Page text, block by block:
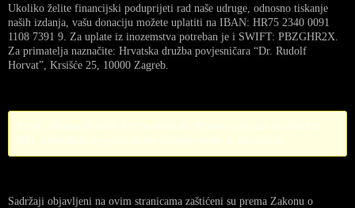
Ukoliko želite financijski poduprijeti rad naše udruge, odnosno tiskanje
naših izdanja, vašu donaciju možete uplatiti na IBAN: HR75 2340 0091
1108 7391 9. Za uplate iz inozemstva potreban je i SWIFT: PBZGHR2X.
Za primatelja naznačite: Hrvatska družba povjesničara “Dr. Rudolf
Horvat”, Krsišće 25, 10000 Zagreb.
Sadržaji objavljeni na ovim stranicama zaštićeni su prema Zakonu o